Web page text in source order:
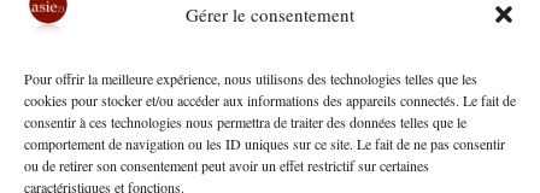
Gérer le consentement
Pour offrir la meilleure expérience, nous utilisons des technologies telles que les
cookies pour stocker et/ou accéder aux informations des appareils connectés. Le fait de
consentir à ces technologies nous permettra de traiter des données telles que le
comportement de navigation ou les ID uniques sur ce site. Le fait de ne pas consentir
ou de retirer son consentement peut avoir un effet restrictif sur certaines
caractéristiques et fonctions.
Finaldées EURL
Siège social : 13 avenue Boudon, 75016, Paris
Nous contacter